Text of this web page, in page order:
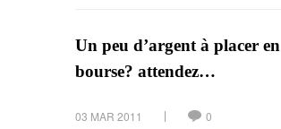
Un peu d’argent à placer en
bourse? attendez…
03 MAR 2011 0